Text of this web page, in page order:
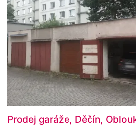
Prodej garáže, Děčín,